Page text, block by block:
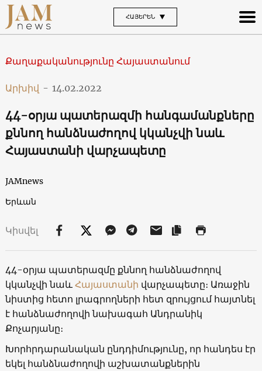
ՀԱՅԵՐԵՆ
Քաղաքականությունը Հայաստանում
Արխիվ - 14.02.2022
44-օրյա պատերազմի հանգամանքները
քննող հանձնաժողով կկանչվի նաև
Հայաստանի վարչապետը
JAMnews
Երևան
Կիսվել
44-օրյա պատերազմը քննող հանձնաժողով
կկանչվի նաև Հայաստանի վարչապետը։ Առաջին
նիստից հետո լրագրողների հետ զրույցում հայտնել
է հանձնաժողովի նախագահ Անդրանիկ
Քոչարյանը։
Խորհրդարանական ընդդիմությունը, որ հանդես էր
եկել հանձնաժողովի աշխատանքներին